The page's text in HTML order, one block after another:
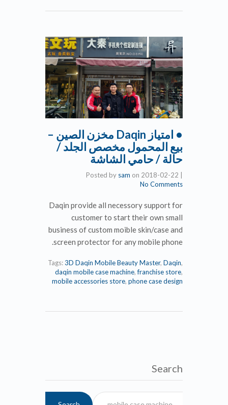
• امتياز Daqin مخزن الصين –
بيع المحمول مخصص الجلد /
حالة / حامي الشاشة
Posted bysam on 2018-02-22
No Comments
Daqin provide all necessory support for
customer to start their own small
business of custom moible skin/case and
screen protector for any mobile phone.
Tags: 3D Daqin Mobile Beauty Master
daqin mobile case machine ,franchise store
mobile accessories store,phone case design
Search